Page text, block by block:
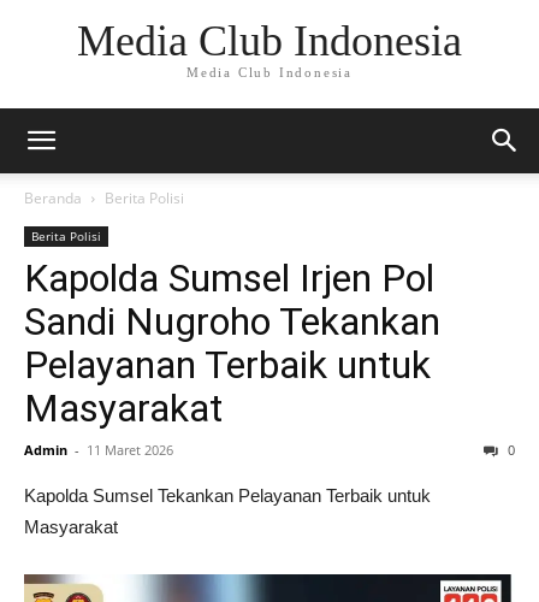
Media Club Indonesia
Media Club Indonesia
Beranda Berita Polisi
Berita Polisi
Kapolda Sumsel Irjen Pol
Sandi Nugroho Tekankan
Pelayanan Terbaik untuk
Masyarakat
Admin - 11 Maret 2026 0
Kapolda Sumsel Tekankan Pelayanan Terbaik untuk
Masyarakat